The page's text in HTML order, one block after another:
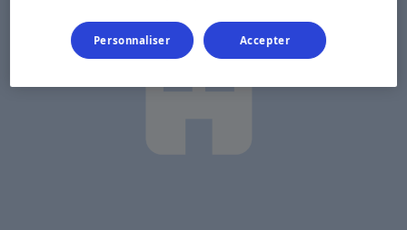
Personnaliser Accepter